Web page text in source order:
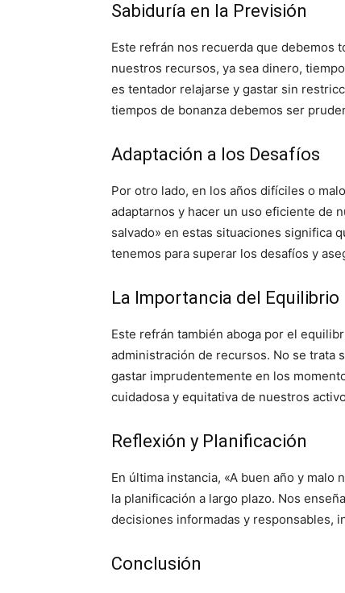
Sabiduría en la Previsión
Este refrán nos recuerda que debemos
nuestros recursos, ya sea dinero,
es tentador relajarse y gastar sin
tiempos de bonanza debemos ser
Adaptación a los Desafíos
Por otro lado, en los años difíciles o
adaptarnos y hacer un uso eficiente de
salvado» en estas situaciones significa
tenemos para superar los desafíos y
La Importancia del Equilibrio
Este refrán también aboga por el
administración de recursos. No se trata
gastar imprudentemente en los
cuidadosa y equitativa de nuestros
Reflexión y Planificación
En última instancia, «A buen año y
la planificación a largo plazo. Nos
decisiones informadas y responsables,
Conclusión